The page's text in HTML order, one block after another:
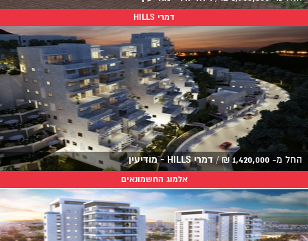
דמרי HILLS
החל מ- 1,420,000
₪
/ דמרי HILLS - מודיעין
אלמוג החשמונאים